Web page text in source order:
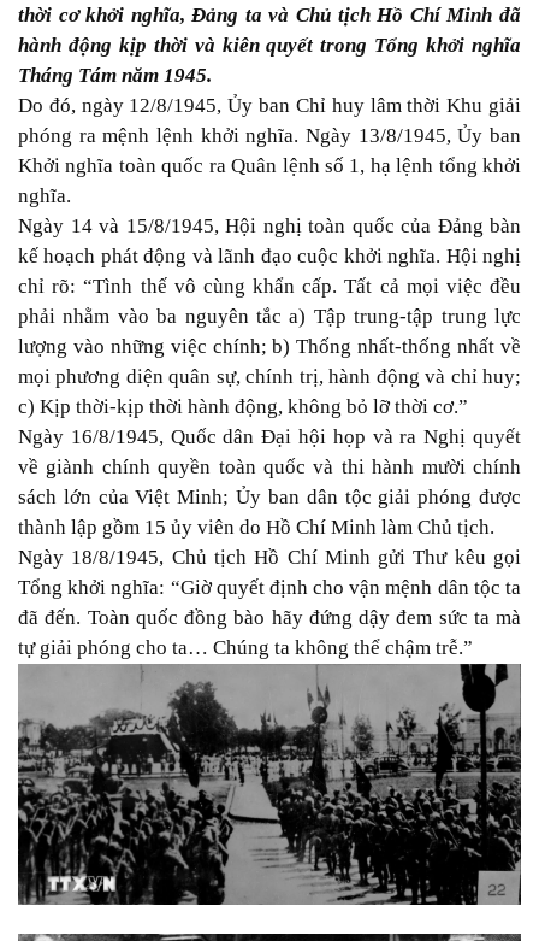
thời cơ khởi nghĩa, Đảng ta và Chủ tịch Hồ Chí Minh đã
hành động kịp thời và kiên quyết trong Tổng khởi nghĩa
Tháng Tám năm 1945.
Do đó, ngày 12/8/1945, Ủy ban Chỉ huy lâm thời Khu giải
phóng ra mệnh lệnh khởi nghĩa. Ngày 13/8/1945, Ủy ban
Khởi nghĩa toàn quốc ra Quân lệnh số 1, hạ lệnh tổng khởi
nghĩa.
Ngày 14 và 15/8/1945, Hội nghị toàn quốc của Đảng bàn
kế hoạch phát động và lãnh đạo cuộc khởi nghĩa. Hội nghị
chỉ rõ: “Tình thế vô cùng khẩn cấp. Tất cả mọi việc đều
phải nhằm vào ba nguyên tắc a) Tập trung-tập trung lực
lượng vào những việc chính; b) Thống nhất-thống nhất về
mọi phương diện quân sự, chính trị, hành động và chỉ huy;
c) Kịp thời-kịp thời hành động, không bỏ lỡ thời cơ.”
Ngày 16/8/1945, Quốc dân Ðại hội họp và ra Nghị quyết
về giành chính quyền toàn quốc và thi hành mười chính
sách lớn của Việt Minh; Ủy ban dân tộc giải phóng được
thành lập gồm 15 ủy viên do Hồ Chí Minh làm Chủ tịch.
Ngày 18/8/1945, Chủ tịch Hồ Chí Minh gửi Thư kêu gọi
Tổng khởi nghĩa: “Giờ quyết định cho vận mệnh dân tộc ta
đã đến. Toàn quốc đồng bào hãy đứng dậy đem sức ta mà
tự giải phóng cho ta… Chúng ta không thể chậm trễ.”